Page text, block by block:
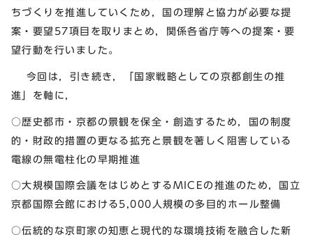
ちづくりを推進していくため，国の理解と協力が必要な提
案・要望57項目を取りまとめ，関係各省庁等への提案・要
望行動を行いました。
今回は，引き続き，「国家戦略としての京都創生の推
進」を軸に，
○歴史都市・京都の景観を保全・創造するため，国の制度
的・財政的措置の更なる拡充と景観を著しく阻害している
電線の無電柱化の早期推進
○大規模国際会議をはじめとするMICEの推進のため，国立
京都国際会館における5,000人規模の多目的ホール整備
○伝統的な京町家の知恵と現代的な環境技術を融合した新